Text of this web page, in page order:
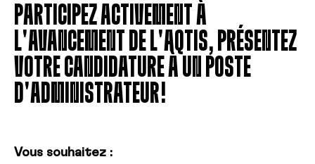
PARTICIPEZ ACTIVEMENT À
L'AVANCEMENT DE L'AQTIS, PRÉSENTEZ
VOTRE CANDIDATURE À UN POSTE
D'ADMINISTRATEUR!
Vous souhaitez :